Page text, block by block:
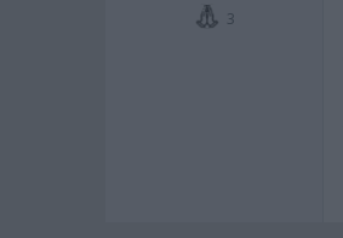
3